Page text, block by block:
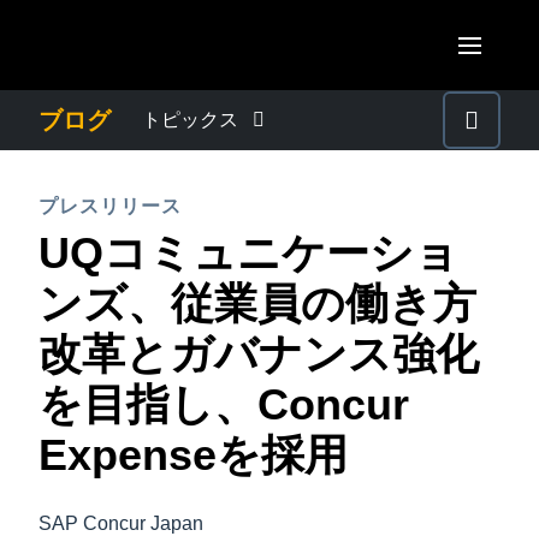
AMERICAS
Canada (Français)
México (Español)
Brasil (Português)
United Kingdom (English)
France (Français)
Deutschland (Deutsch)
Italia (Italiano)
Nederlands (English)
ASIA PACIFIC
Australia (English)
India (English)
日本（日本語)
Singapore (English)
ブログ トピックス
プレスリリース
電子帳簿保存法・インボイス制度
経理・総務の豆知識
出張・経費管理トレンド
プレスリリース
UQコミュニケーショ
ンズ、従業員の働き方
改革とガバナンス強化
を目指し、Concur
Expenseを採用
SAP Concur Japan